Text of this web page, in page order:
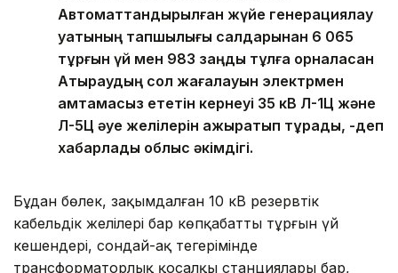
Автоматтандырылған жүйе генерациялау
қуатының тапшылығы салдарынан 6 065
тұрғын үй мен 983 заңды тұлға орналасқан
Атыраудың сол жағалауын электрмен
қамтамасыз ететін кернеуі 35 кВ Л-1Ц және
Л-5Ц әуе желілерін ажыратып тұрады, -деп
хабарлады облыс әкімдігі.
Бұдан бөлек, зақымдалған 10 кВ резервтік
кабельдік желілері бар көпқабатты тұрғын үй
кешендері, сондай-ақ теңгерімінде
трансформаторлық қосалқы станциялары бар,